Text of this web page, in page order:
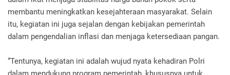
membantu meningkatkan kesejahteraan masyarakat. Selain
itu, kegiatan ini juga sejalan dengan kebijakan pemerintah
dalam pengendalian inflasi dan menjaga ketersediaan pangan.
“Tentunya, kegiatan ini adalah wujud nyata kehadiran Polri